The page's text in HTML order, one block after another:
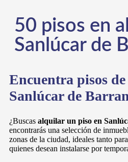
50 pisos en
Sanlúcar de
Encuentra pisos
Sanlúcar de
¿Buscas alquilar un piso en
encontrarás una selección de
zonas de la ciudad, ideales tanto
quienes desean instalarse por